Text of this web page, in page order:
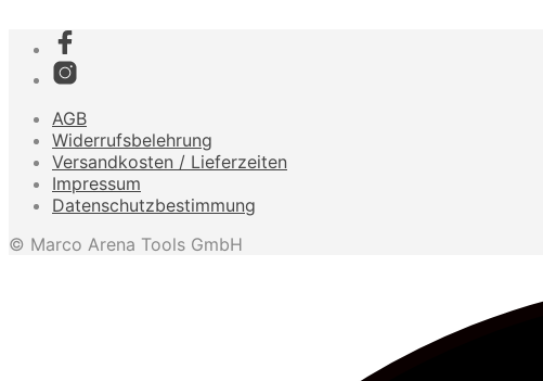
AGB
Widerrufsbelehrung
Versandkosten / Lieferzeiten
Impressum
Datenschutzbestimmung
© Marco Arena Tools GmbH